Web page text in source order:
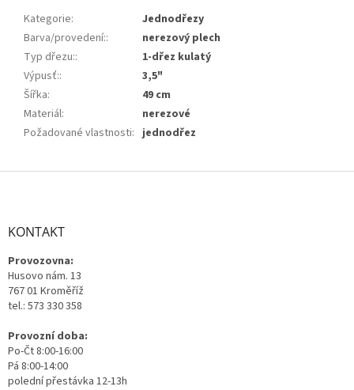
Kategorie:
Jednodřezy
Barva/provedení::
nerezový plech
Typ dřezu::
1-dřez kulatý
Výpusť::
3,5"
Šířka:
49 cm
Materiál:
nerezové
Požadované vlastnosti: jednodřez
Z
KONTAKT
Provozovna:
Husovo nám. 13
767 01 Kroměříž
tel.: 573 330 358
Provozní doba:
Po-Čt 8:00-16:00
Pá 8:00-14:00
polední přestávka 12-13h